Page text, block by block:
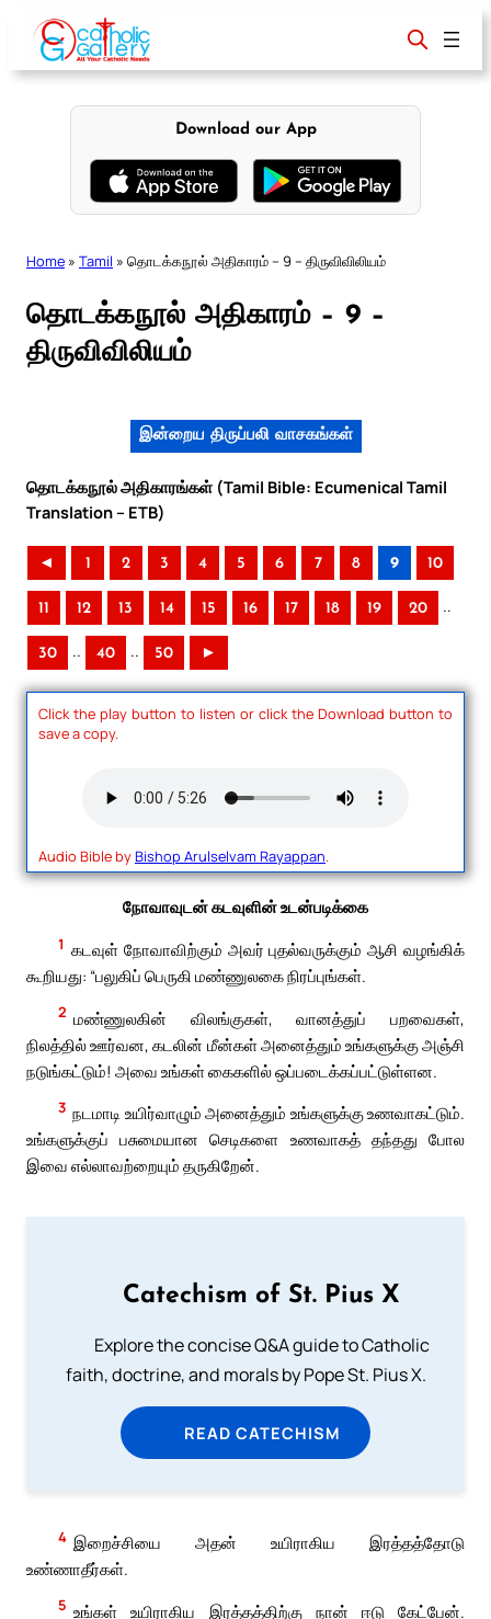
content
Download our App
Home » Tamil » தொடக்கநூல் அதிகாரம் – 9 – திருவிவிலியம்
தொடக்கநூல் அதிகாரம் – 9 –
திருவிவிலியம்
இன்றைய திருப்பலி வாசகங்கள்
தொடக்கநூல் அதிகாரங்கள் (Tamil Bible: Ecumenical Tamil
Translation – ETB)
◄ 1 2 3 4 5 6 7 8 9 10
11 12 13 14 15 16 17 18 19 20 ..
30 .. 40 .. 50 ►
Click the play button to listen or click the Download button to
save a copy.
Audio Bible byBishop Arulselvam Rayappan.
நோவாவுடன் கடவுளின் உடன்படிக்கை
1 கடவுள் நோவாவிற்கும் அவர் புதல்வருக்கும் ஆசி வழங்கிக்
கூறியது: “பலுகிப் பெருகி மண்ணுலகை நிரப்புங்கள்.
2 மண்ணுலகின் விலங்குகள், வானத்துப் பறவைகள்,
நிலத்தில் ஊர்வன, கடலின் மீன்கள் அனைத்தும் உங்களுக்கு அஞ்சி
நடுங்கட்டும்! அவை உங்கள் கைகளில் ஒப்படைக்கப்பட்டுள்ளன.
3 நடமாடி உயிர்வாழும் அனைத்தும் உங்களுக்கு உணவாகட்டும்.
உங்களுக்குப் பசுமையான செடிகளை உணவாகத் தந்தது போல
இவை எல்லாவற்றையும் தருகிறேன்.
Catechism of St. Pius X
Explore the concise Q&A guide to Catholic
faith, doctrine, and morals by Pope St. Pius X.
READ CATECHISM
4 இறைச்சியை அதன் உயிராகிய இரத்தத்தோடு
உண்ணாதீர்கள்.
5 உங்கள் உயிராகிய இரத்தத்திற்கு நான் ஈடு கேட்பேன்.